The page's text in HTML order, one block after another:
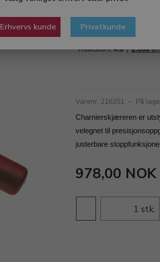
Erhvervs kunde Privatkunde
Varenr. 216251 – På
Charnierskjæreren er
velegnet til
justerbare
978,00 NOK
stk.